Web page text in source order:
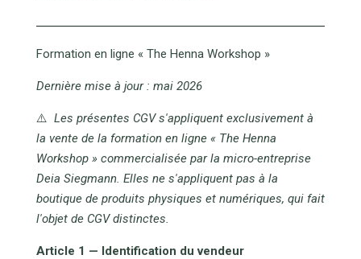
Formation en ligne « The Henna Workshop »
Dernière mise à jour : mai 2026
⚠️ Les présentes CGV s'appliquent exclusivement à
la vente de la formation en ligne « The Henna
Workshop » commercialisée par la micro-entreprise
Deia Siegmann. Elles ne s'appliquent pas à la
boutique de produits physiques et numériques, qui fait
l'objet de CGV distinctes.
Article 1 — Identification du vendeur